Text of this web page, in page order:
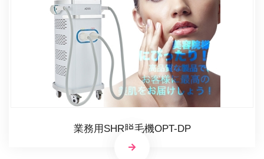
業務用SHR脱毛機OPT-DP